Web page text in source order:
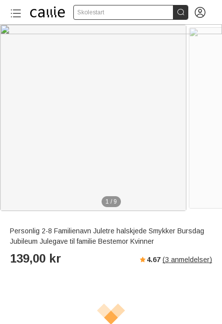
Skolestart  
1 / 9
Personlig 2-8 Familienavn Juletre halskjede Smykker Bursdag
Jubileum Julegave til familie Bestemor Kvinner
139,00 kr 4.67 (3 anmeldelser)